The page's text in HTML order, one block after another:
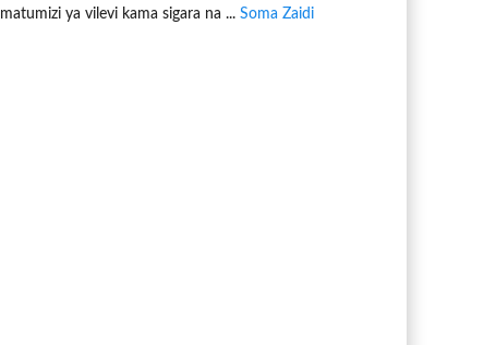
matumizi ya vilevi kama sigara na ... Soma Zaidi